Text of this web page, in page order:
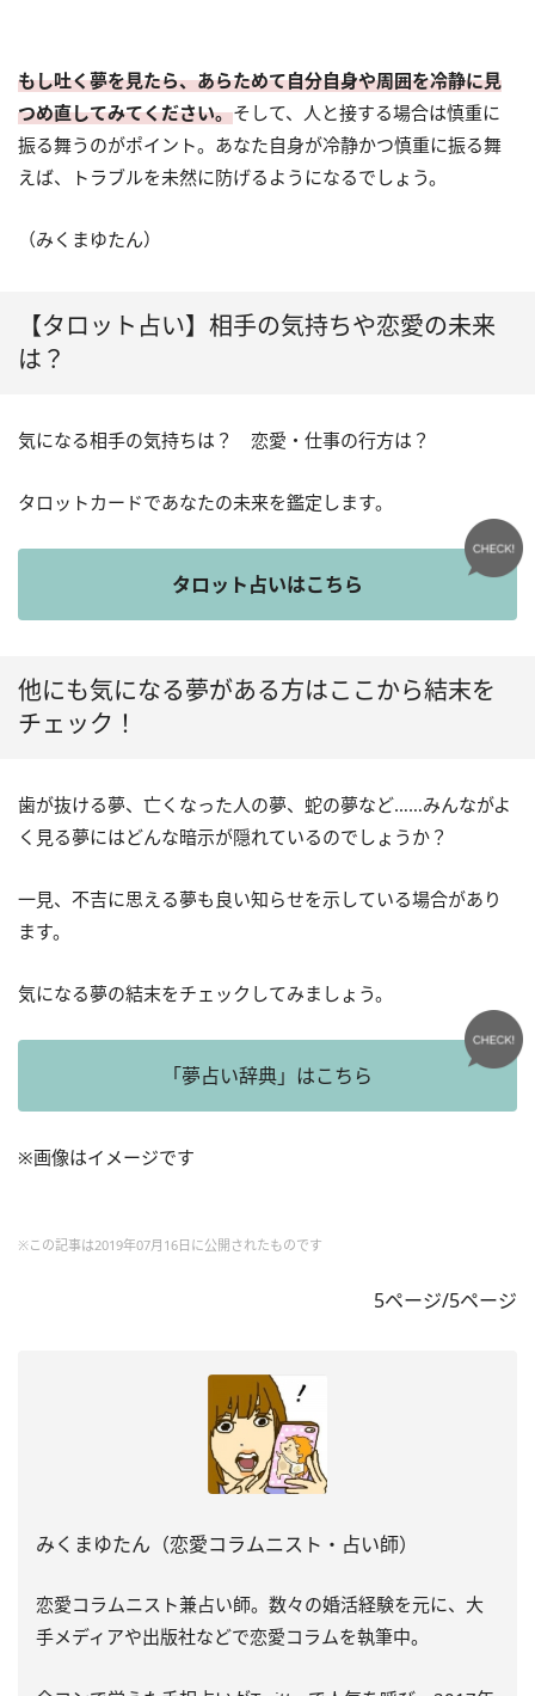
もし吐く夢を見たら、あらためて自分自身や周囲を冷静に見
つめ直してみてください。そして、人と接する場合は慎重に
振る舞うのがポイント。あなた自身が冷静かつ慎重に振る舞
えば、トラブルを未然に防げるようになるでしょう。
（みくまゆたん）
【タロット占い】相手の気持ちや恋愛の未来
は？
気になる相手の気持ちは？ 恋愛・仕事の行方は？
タロットカードであなたの未来を鑑定します。
タロット占いはこちら
他にも気になる夢がある方はここから結末を
チェック！
歯が抜ける夢、亡くなった人の夢、蛇の夢など……みんながよ
く見る夢にはどんな暗示が隠れているのでしょうか？
一見、不吉に思える夢も良い知らせを示している場合があり
ます。
気になる夢の結末をチェックしてみましょう。
「夢占い辞典」はこちら
※画像はイメージです
※この記事は2019年07月16日に公開されたものです
5ページ/5ページ
みくまゆたん（恋愛コラムニスト・占い師）
恋愛コラムニスト兼占い師。数々の婚活経験を元に、大
手メディアや出版社などで恋愛コラムを執筆中。